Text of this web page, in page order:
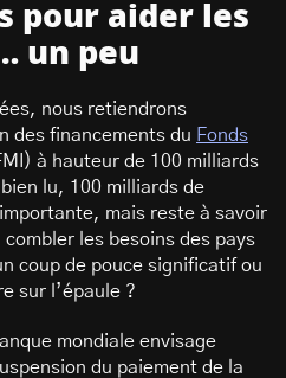
pour aider les
un peu
nous retiendrons
des financements du Fonds
à hauteur de 100 milliards
lu, 100 milliards de
mais reste à savoir
les besoins des pays
coup de pouce significatif ou
sur l’épaule ?
mondiale envisage
du paiement de la